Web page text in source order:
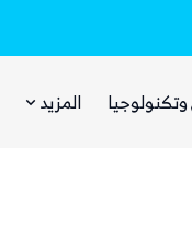
المزيد